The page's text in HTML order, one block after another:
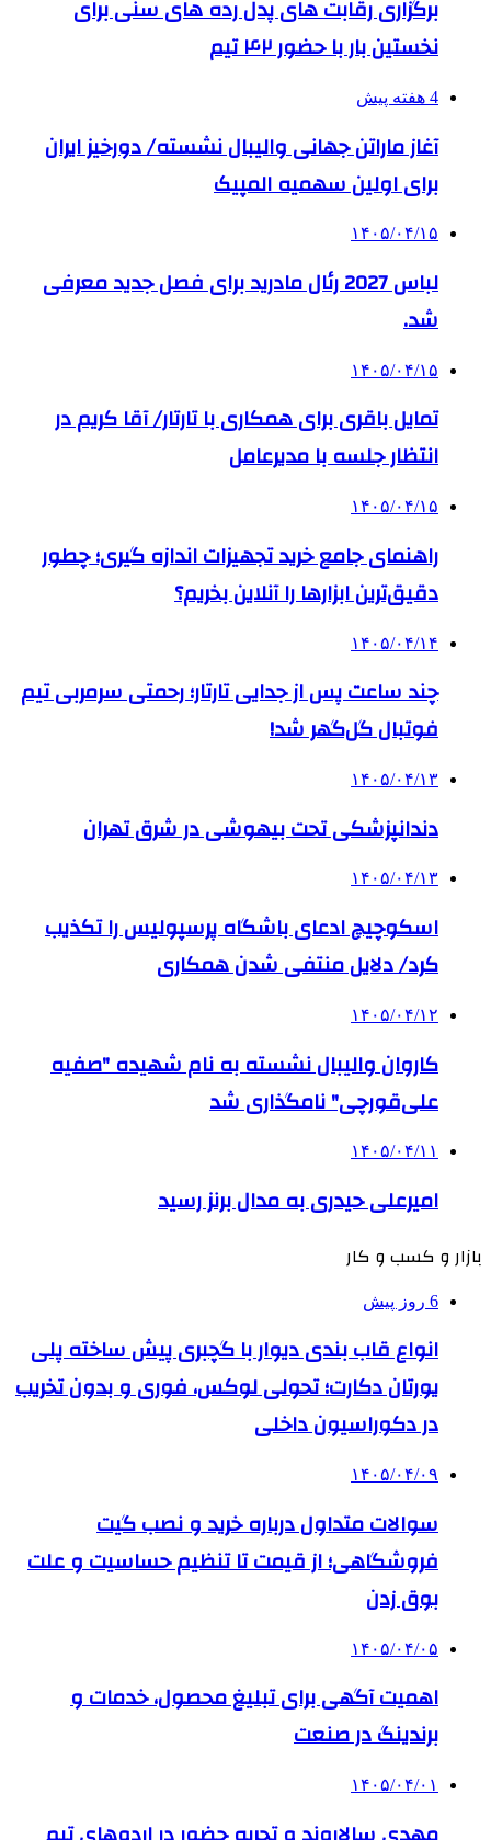
برگزاری رقابت های پدل رده های سنی برای
نخستین بار با حضور ۴۲ تیم
4 هفته پیش
آغاز ماراتن جهانی والیبال نشسته/ دورخیز ایران
برای اولین سهمیه المپیک
۱۴۰۵/۰۴/۱۵
لباس 2027 رئال مادرید برای فصل جدید معرفی
شد.
۱۴۰۵/۰۴/۱۵
تمایل باقری برای همکاری با تارتار/ آقا کریم در
انتظار جلسه با مدیرعامل
۱۴۰۵/۰۴/۱۵
راهنمای جامع خرید تجهیزات اندازه گیری؛ چطور
دقیق‌ترین ابزارها را آنلاین بخریم؟
۱۴۰۵/۰۴/۱۴
چند ساعت پس از جدایی تارتار؛ رحمتی سرمربی تیم
فوتبال گل‌گهر شد!
۱۴۰۵/۰۴/۱۳
دندانپزشکی تحت بیهوشی در شرق تهران
۱۴۰۵/۰۴/۱۳
اسکوچیچ ادعای باشگاه پرسپولیس را تکذیب
کرد/ دلایل منتفی شدن همکاری
۱۴۰۵/۰۴/۱۲
کاروان والیبال نشسته به نام شهیده "صفیه
علی‌قورچی" نامگذاری شد
۱۴۰۵/۰۴/۱۱
امیرعلی حیدری به مدال برنز رسید
بازار و کسب و کار
6 روز پیش
انواع قاب بندی دیوار با گچبری پیش ساخته پلی
یورتان دکارت؛ تحولی لوکس، فوری و بدون تخریب
در دکوراسیون داخلی
۱۴۰۵/۰۴/۰۹
سوالات متداول درباره خرید و نصب گیت
فروشگاهی؛ از قیمت تا تنظیم حساسیت و علت
بوق زدن
۱۴۰۵/۰۴/۰۵
اهمیت آگهی برای تبلیغ محصول، خدمات و
برندینگ در صنعت
۱۴۰۵/۰۴/۰۱